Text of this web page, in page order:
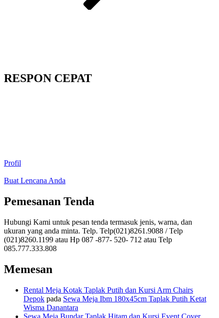
RESPON CEPAT
Profil
Buat Lencana Anda
Pemesanan Tenda
Hubungi Kami untuk pesan tenda termasuk jenis, warna, dan
ukuran yang anda minta. Telp. Telp(021)8261.9088 / Telp
(021)8260.1199 atau Hp 087 -877- 520- 712 atau Telp
085.777.333.808
Memesan
Rental Meja Kotak Taplak Putih dan Kursi Arm Chairs
Depok pada Sewa Meja Ibm 180x45cm Taplak Putih Ketat
Wisma Danantara
Sewa Meja Bundar Taplak Hitam dan Kursi Event Cover